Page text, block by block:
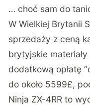
… choć sam do
W Wielkiej Brytanii
sprzedaży z ceną
brytyjskie
dodatkową opłatę
do około 5599£,
Ninja ZX-4RR to